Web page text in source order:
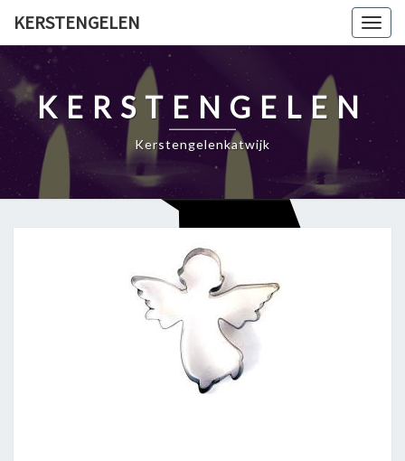
content
KERSTENGELEN
KERSTENGELEN
Kerstengelenkatwijk